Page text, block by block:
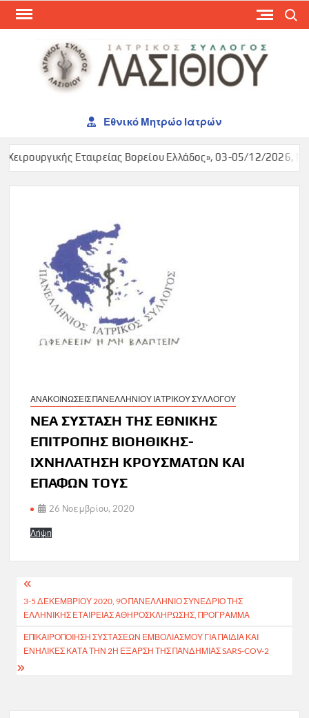
Skip
Εθνικό Μητρώο Ιατρών
Εταιρείας Βορείου Ελλάδος», 03-05/12/2026,
ΑΝΑΚΟΙΝΩΣΕΙΣ ΠΑΝΕΛΛΗΝΙΟΥ ΙΑΤΡΙΚΟΥ ΣΥΛΛΟΓΟΥ
ΝΕΑ ΣΥΣΤΑΣΗ ΤΗΣ ΕΘΝΙΚΗΣ
ΕΠΙΤΡΟΠΗΣ ΒΙΟΗΘΙΚΗΣ-
ΙΧΝΗΛΑΤΗΣΗ ΚΡΟΥΣΜΑΤΩΝ ΚΑΙ
ΕΠΑΦΩΝ ΤΟΥΣ
26 Νοεμβρίου, 2020
Λήψη
Πλοήγηση
άρθρων
3-5 ΔΕΚΕΜΒΡΙΟΥ 2020, 9Ο ΠΑΝΕΛΛΗΝΙΟ ΣΥΝΕΔΡΙΟ ΤΗΣ
ΕΛΛΗΝΙΚΗΣ ΕΤΑΙΡΕΙΑΣ ΑΘΗΡΟΣΚΛΗΡΩΣΗΣ, ΠΡΟΓΡΑΜΜΑ
ΕΠΙΚΑΙΡΟΠΟΊΗΣΗ ΣΥΣΤΆΣΕΩΝ ΕΜΒΟΛΙΑΣΜΟΎ ΓΙΑ ΠΑΙΔΙΆ ΚΑΙ
ΕΝΉΛΙΚΕΣ ΚΑΤΆ ΤΗΝ 2Η ΈΞΑΡΣΗ ΤΗΣ ΠΑΝΔΗΜΊΑΣ SARS-COV-2